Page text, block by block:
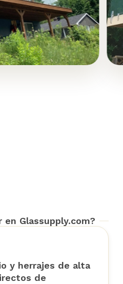
otro pedido para
y no se me
a nadie más…
pequeña gran
canadiense.
en Glassupply.com?
y herrajes de alta
de